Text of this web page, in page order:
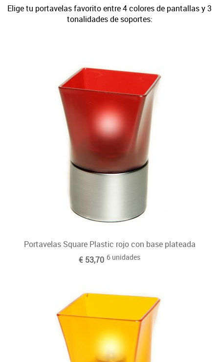
Accesorios
Velas de citronela líquida
Otras velas tradicionales
Sobre Nosotros
Elige tu portavelas favorito entre 4 colores de pantallas y 3
tonalidades de soportes:
Portavelas Square Plastic rojo con base plateada
€ 53,70 6 unidades